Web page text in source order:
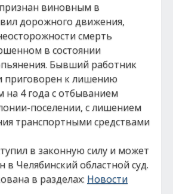
виновным в
дорожного движения,
смерть
в состоянии
Бывший работник
приговорен к лишению
на 4 года с отбыванием
поселении, с лишением
транспортными средствами
в законную силу и может
в Челябинский областной суд.
в разделах: Новости